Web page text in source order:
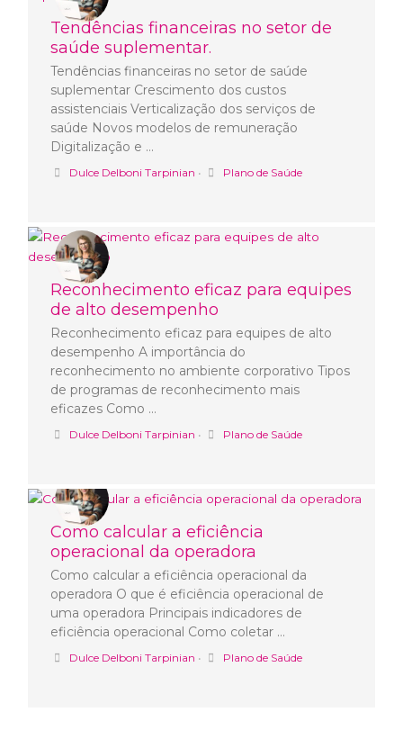
Tendências financeiras no setor de
saúde suplementar.
Tendências financeiras no setor de saúde
suplementar Crescimento dos custos
assistenciais Verticalização dos serviços de
saúde Novos modelos de remuneração
Digitalização e …
Dulce Delboni Tarpinian • Plano de Saúde
Reconhecimento eficaz para equipes
de alto desempenho
Reconhecimento eficaz para equipes de alto
desempenho A importância do
reconhecimento no ambiente corporativo Tipos
de programas de reconhecimento mais
eficazes Como …
Dulce Delboni Tarpinian • Plano de Saúde
Como calcular a eficiência
operacional da operadora
Como calcular a eficiência operacional da
operadora O que é eficiência operacional de
uma operadora Principais indicadores de
eficiência operacional Como coletar …
Dulce Delboni Tarpinian • Plano de Saúde